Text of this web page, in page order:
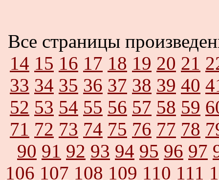
Все страницы
14 15 16 17 18 19 20 21
33 34 35 36 37 38 39 40
52 53 54 55 56 57 58 59
71 72 73 74 75 76 77 78
90 91 92 93 94 95 96 97
106 107 108 109 110 111